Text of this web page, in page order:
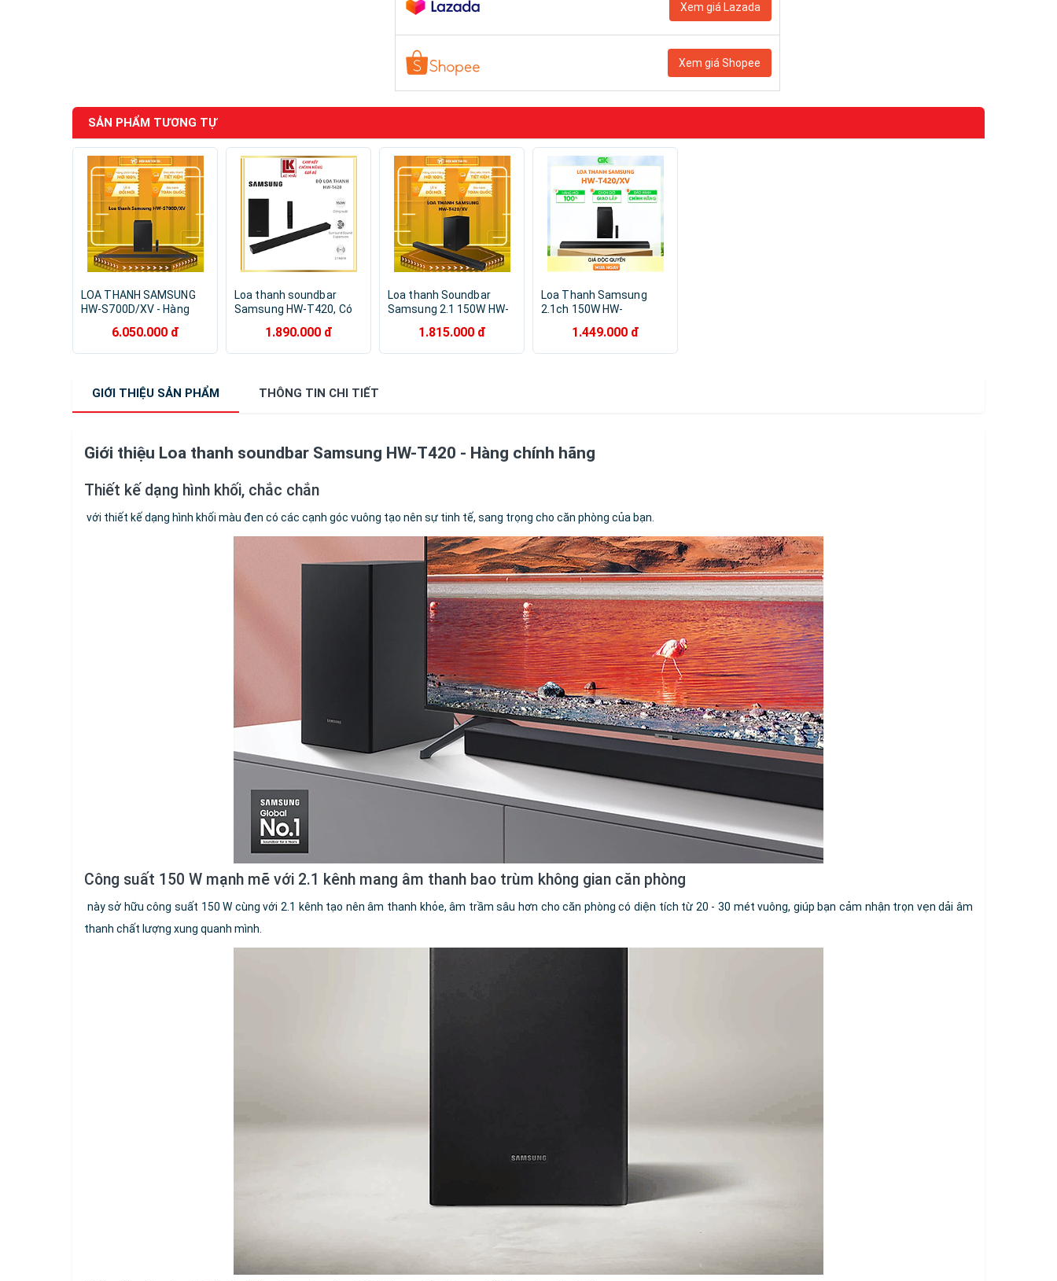
Xem giá Lazada
Xem giá Shopee
SẢN PHẨM TƯƠNG TỰ
LOA THANH SAMSUNG
HW-S700D/XV - Hàng
6.050.000 đ
Loa thanh soundbar
Samsung HW-T420, Có
remote,Bluetooth 2.0,
công suất:150W - Hàng
1.890.000 đ
Loa thanh Soundbar
Samsung 2.1 150W HW-
1.815.000 đ
Loa Thanh Samsung
2.1ch 150W HW-
1.449.000 đ
GIỚI THIỆU SẢN PHẨM THÔNG TIN CHI TIẾT
Giới thiệu Loa thanh soundbar Samsung HW-T420 - Hàng chính hãng
Thiết kế dạng hình khối, chắc chắn
với thiết kế dạng hình khối màu đen có các cạnh góc vuông tạo nên sự tinh tế, sang trọng cho căn phòng của bạn.
Công suất 150 W mạnh mẽ với 2.1 kênh mang âm thanh bao trùm không gian căn phòng
này sở hữu công suất 150 W cùng với 2.1 kênh tạo nên âm thanh khỏe, âm trầm sâu hơn cho căn phòng có diện tích từ 20 - 30 mét vuông, giúp bạn cảm nhận trọn vẹn dải âm
thanh chất lượng xung quanh mình.